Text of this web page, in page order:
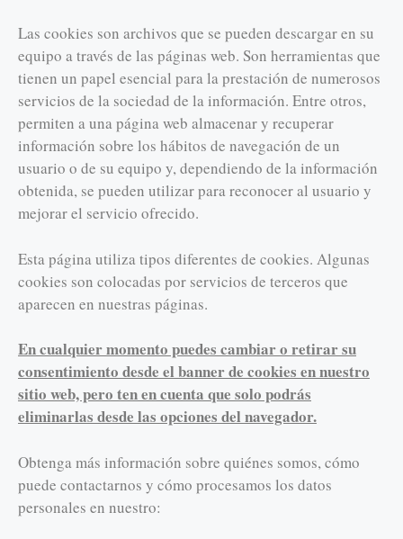
Las cookies son archivos que se pueden descargar en su
equipo a través de las páginas web. Son herramientas que
tienen un papel esencial para la prestación de numerosos
servicios de la sociedad de la información. Entre otros,
permiten a una página web almacenar y recuperar
información sobre los hábitos de navegación de un
usuario o de su equipo y, dependiendo de la información
obtenida, se pueden utilizar para reconocer al usuario y
mejorar el servicio ofrecido.
Esta página utiliza tipos diferentes de cookies. Algunas
cookies son colocadas por servicios de terceros que
aparecen en nuestras páginas.
En cualquier momento puedes cambiar o retirar su
consentimiento desde el banner de cookies en nuestro
sitio web, pero ten en cuenta que solo podrás
eliminarlas desde las opciones del navegador.
Obtenga más información sobre quiénes somos, cómo
puede contactarnos y cómo procesamos los datos
personales en nuestro: